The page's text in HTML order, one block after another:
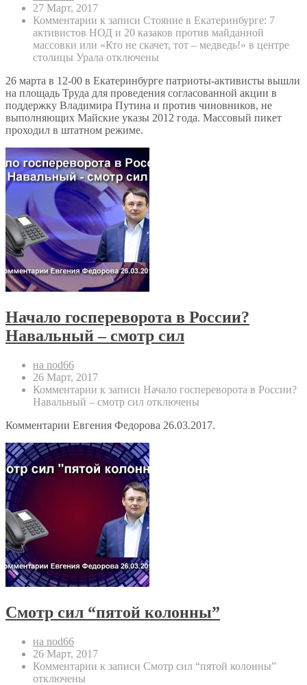
27 Март, 2017
Комментарии к записи Стояние в Екатеринбурге: 7
активистов НОД и 20 казаков против майданной
массовки или «Кто не скачет, тот – медведь!» в центре
столицы Урала отключены
26 марта в 12-00 в Екатеринбурге патриоты-активисты вышли
на площадь Труда для проведения согласованной акции в
поддержку Владимира Путина и против чиновников, не
выполняющих Майские указы 2012 года. Массовый пикет
проходил в штатном режиме.
Начало госпереворота в России?
Навальный – смотр сил
на nod66
26 Март, 2017
Комментарии к записи Начало госпереворота в России?
Навальный – смотр сил отключены
Комментарии Евгения Федорова 26.03.2017.
Смотр сил “пятой колонны”
на nod66
26 Март, 2017
Комментарии к записи Смотр сил “пятой колонны”
отключены